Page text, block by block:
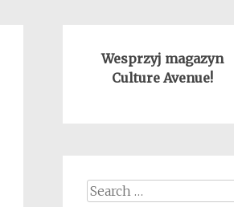
Wesprzyj magazyn
Culture Avenue!
Search